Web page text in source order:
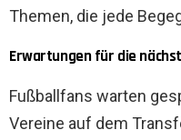
Themen, die jede
Erwartungen für die
Fußballfans warten
Vereine auf dem